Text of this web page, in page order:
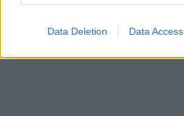
Data Deletion Data Access